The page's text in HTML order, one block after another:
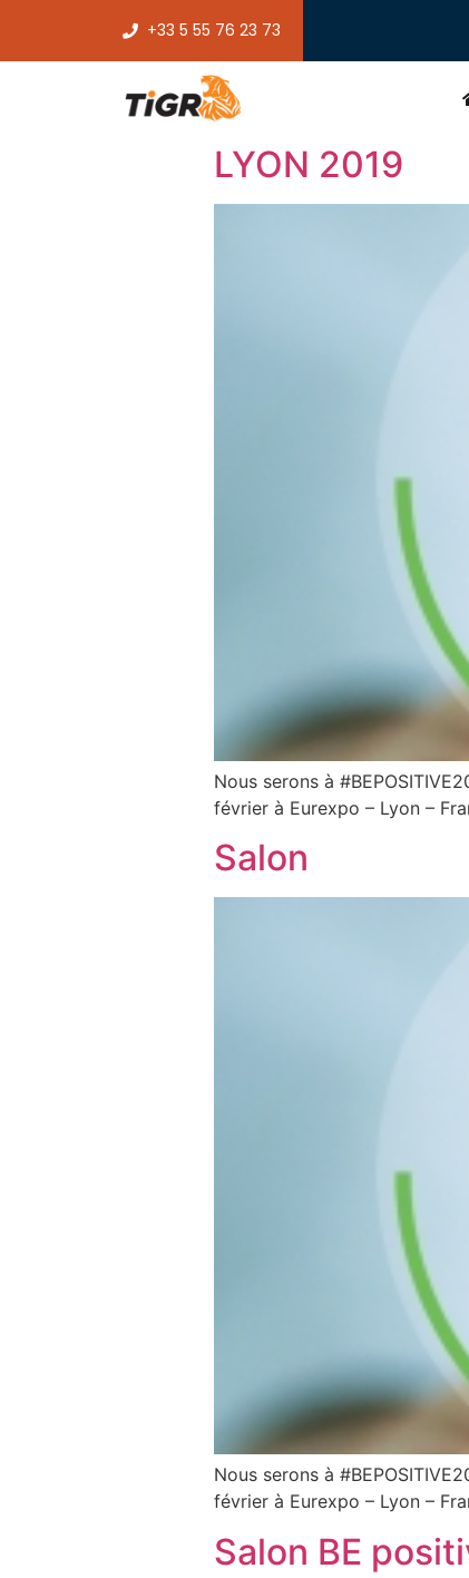
+33 5 55 76 23 73
LYON 2019
Nous serons à
février à Eurexpo – Lyon –
Salon
Nous serons à
février à Eurexpo – Lyon –
Salon BE